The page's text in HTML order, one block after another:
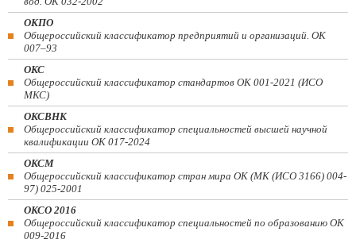
ОКПО
Общероссийский классификатор предприятий и организаций. ОК
007–93
ОКС
Общероссийский классификатор стандартов ОК 001-2021 (ИСО
МКС)
ОКСВНК
Общероссийский классификатор специальностей высшей научной
квалификации ОК 017-2024
ОКСМ
Общероссийский классификатор стран мира ОК (МК (ИСО 3166) 004-
97) 025-2001
ОКСО 2016
Общероссийский классификатор специальностей по образованию ОК
009-2016